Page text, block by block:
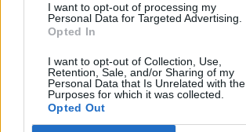
I want to opt-out of processing my
Personal Data for Targeted Advertising.
Opted In
I want to opt-out of Collection, Use,
Retention, Sale, and/or Sharing of my
Personal Data that Is Unrelated with the
Purposes for which it was collected.
Opted Out